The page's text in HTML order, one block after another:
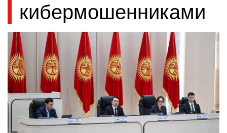
кибермошенниками